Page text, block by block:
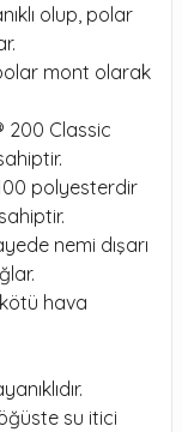
olup, polar
polar mont olarak
200 Classic
polyesterdir
nemi dışarı
hava
su itici